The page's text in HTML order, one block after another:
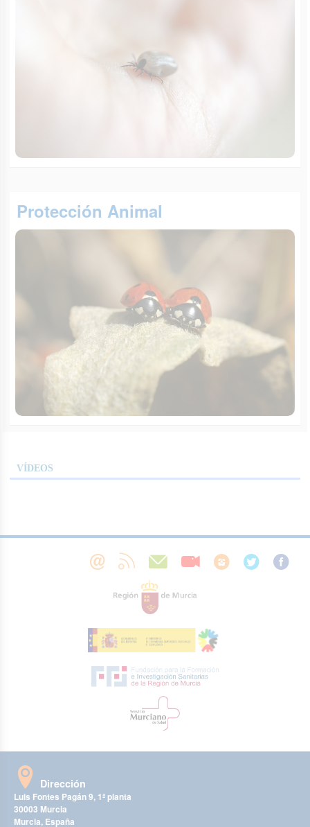
Protección Animal
VÍDEOS
Dirección
Luis Fontes Pagán 9, 1ª planta
30003 Murcia
Murcia, España